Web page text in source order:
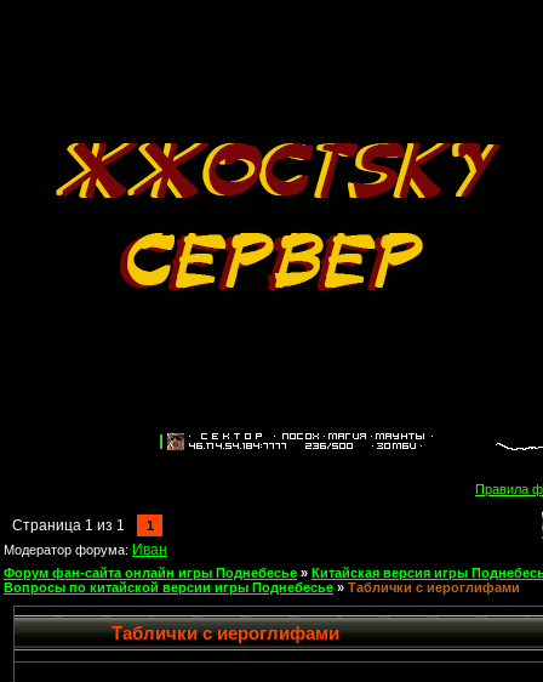
Правила
Страница 1 из 1
1
Модератор форума: Иван
Форум фан-сайта онлайн игры Поднебесье » Китайская версия игры
Вопросы по китайской версии игры Поднебесье » Таблички с иероглифами
Таблички с иероглифами